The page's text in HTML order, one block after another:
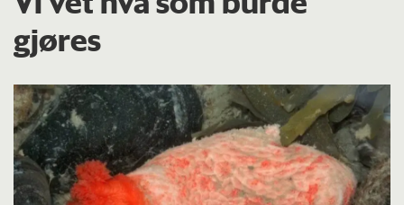
gjøres